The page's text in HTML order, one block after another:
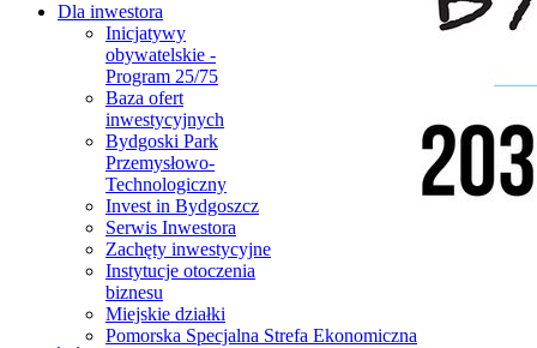
Dla inwestora
Inicjatywy
obywatelskie -
Program 25/75
Baza ofert
inwestycyjnych
Bydgoski Park
Przemysłowo-
Technologiczny
Invest in Bydgoszcz
Serwis Inwestora
Zachęty inwestycyjne
Instytucje otoczenia
biznesu
Miejskie działki
Pomorska Specjalna Strefa Ekonomiczna